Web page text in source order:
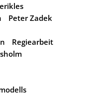
Peter Zadek
Regiearbeit